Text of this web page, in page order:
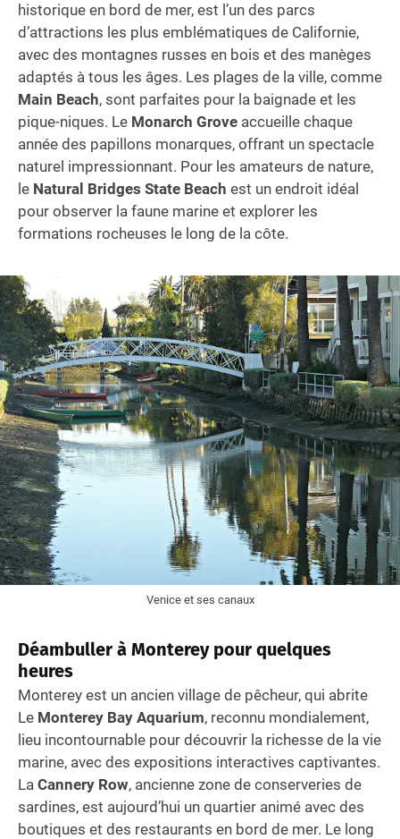
historique en bord de mer, est l’un des parcs
d’attractions les plus emblématiques de Californie,
avec des montagnes russes en bois et des manèges
adaptés à tous les âges. Les plages de la ville, comme
Main Beach, sont parfaites pour la baignade et les
pique-niques. Le Monarch Grove accueille chaque
année des papillons monarques, offrant un spectacle
naturel impressionnant. Pour les amateurs de nature,
le Natural Bridges State Beach est un endroit idéal
pour observer la faune marine et explorer les
formations rocheuses le long de la côte.
Venice et ses canaux
Déambuller à Monterey pour quelques
heures
Monterey est un ancien village de pêcheur, qui abrite
Le Monterey Bay Aquarium, reconnu mondialement,
lieu incontournable pour découvrir la richesse de la vie
marine, avec des expositions interactives captivantes.
La Cannery Row, ancienne zone de conserveries de
sardines, est aujourd’hui un quartier animé avec des
boutiques et des restaurants en bord de mer. Le long